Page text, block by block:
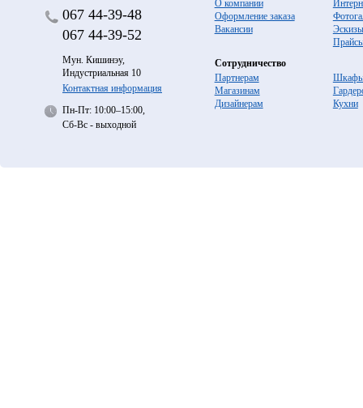
067 44-39-48
067 44-39-52
Мун. Кишинэу,
Индустриальная 10
Контактная информация
Пн-Пт: 10:00–15:00,
Сб-Вс - выходной
О компании
Оформление заказа
Вакансии
Эскизы
Сотрудничество
Партнерам
Магазинам
Дизайнерам
Кухни